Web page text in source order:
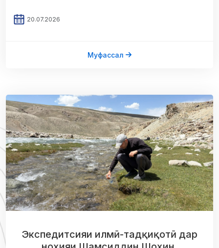
20.07.2026
Муфассал
Экспедитсияи илмӣ-тадқиқотӣ дар